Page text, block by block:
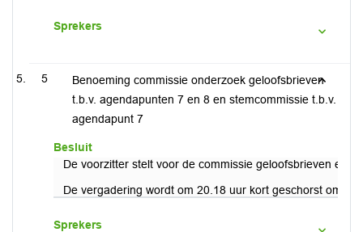
Sprekers
5
Benoeming commissie onderzoek geloofsbrieven
t.b.v. agendapunten 7 en 8 en stemcommissie t.b.v.
agendapunt 7
Besluit
De voorzitter stelt voor de commissie geloofsbrieven en
De vergadering wordt om 20.18 uur kort geschorst om
Sprekers